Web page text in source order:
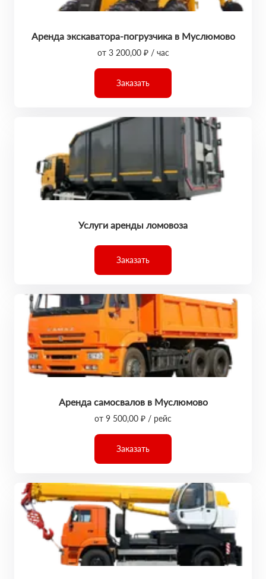
Аренда экскаватора-погрузчика в Муслюмово
от 3 200,00 ₽ / час
Заказать
Услуги аренды ломовоза
Заказать
Аренда самосвалов в Муслюмово
от 9 500,00 ₽ / рейс
Заказать